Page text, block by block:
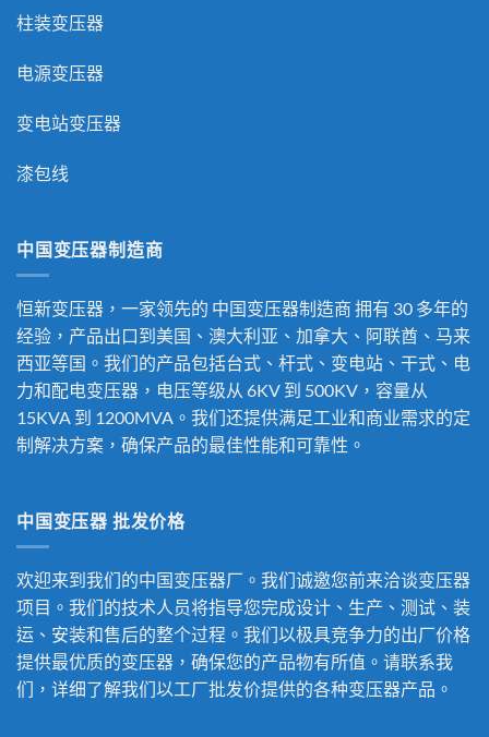
柱装变压器
电源变压器
变电站变压器
漆包线
中国变压器制造商
恒新变压器，一家领先的 中国变压器制造商 拥有 30 多年的
经验，产品出口到美国、澳大利亚、加拿大、阿联酋、马来
西亚等国。我们的产品包括台式、杆式、变电站、干式、电
力和配电变压器，电压等级从 6KV 到 500KV，容量从
15KVA 到 1200MVA。我们还提供满足工业和商业需求的定
制解决方案，确保产品的最佳性能和可靠性。
中国变压器 批发价格
欢迎来到我们的中国变压器厂。我们诚邀您前来洽谈变压器
项目。我们的技术人员将指导您完成设计、生产、测试、装
运、安装和售后的整个过程。我们以极具竞争力的出厂价格
提供最优质的变压器，确保您的产品物有所值。请联系我
们，详细了解我们以工厂批发价提供的各种变压器产品。